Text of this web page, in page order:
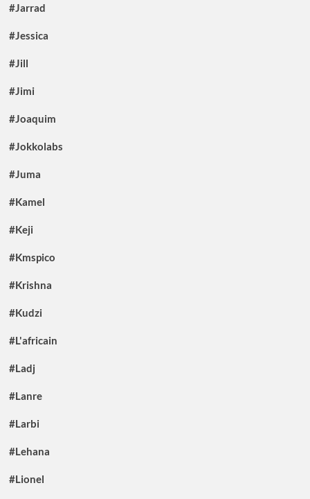
#Jarrad
#Jessica
#Jill
#Jimi
#Joaquim
#Jokkolabs
#Juma
#Kamel
#Keji
#Kmspico
#Krishna
#Kudzi
#L'africain
#Ladj
#Lanre
#Larbi
#Lehana
#Lionel